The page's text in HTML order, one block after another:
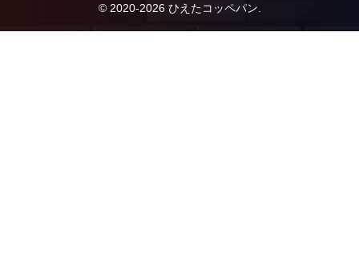
© 2020-2026 ひえたコッペパン.